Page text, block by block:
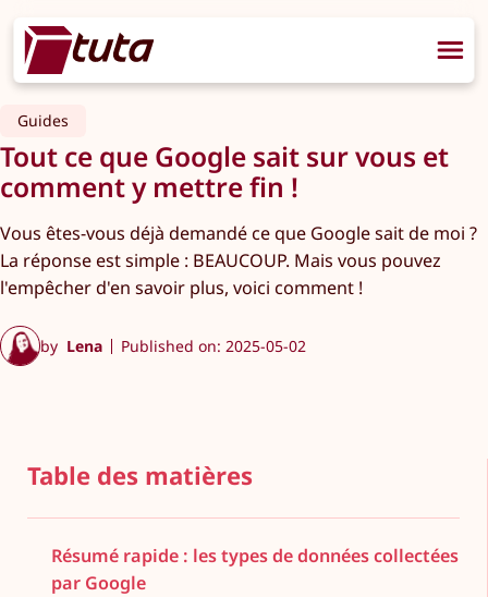
Guides
Tout ce que Google sait sur vous et
comment y mettre fin !
Vous êtes-vous déjà demandé ce que Google sait de moi ?
La réponse est simple : BEAUCOUP. Mais vous pouvez
l'empêcher d'en savoir plus, voici comment !
by Lena Published on: 2025-05-02
Table des matières
Résumé rapide : les types de données collectées
par Google